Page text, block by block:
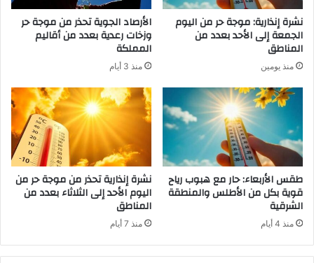
نشرة إنذارية: موجة حر من اليوم
الجمعة إلى الأحد بعدد من
المناطق
منذ يومين
الأرصاد الجوية تحذر من موجة حر
وزخات رعدية بعدد من أقاليم
المملكة
منذ 3 أيام
طقس الأربعاء: حار مع هبوب رياح
قوية بكل من الأطلس والمنطقة
الشرقية
منذ 4 أيام
نشرة إنذارية تحذر من موجة حر من
اليوم الأحد إلى الثلاثاء بعدد من
المناطق
منذ 7 أيام